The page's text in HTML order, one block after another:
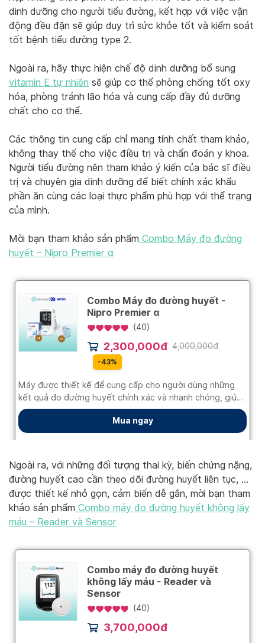
dinh dưỡng cho người tiểu đường, kết hợp với việc vận
động đều đặn sẽ giúp duy trì sức khỏe tốt và kiểm soát
tốt bệnh tiểu đường type 2.
Ngoài ra, hãy thực hiện chế độ dinh dưỡng bổ sung
vitamin E tự nhiên sẽ giúp cơ thể phòng chống tốt oxy
hóa, phòng tránh lão hóa và cung cấp đầy đủ dưỡng
chất cho cơ thể.
Các thông tin cung cấp chỉ mang tính chất tham khảo,
không thay thế cho việc điều trị và chẩn đoán y khoa.
Người tiểu đường nên tham khảo ý kiến của bác sĩ điều
trị và chuyên gia dinh dưỡng để biết chính xác khẩu
phần ăn cùng các loại thực phẩm phù hợp với thể trạng
của mình.
Mời bạn tham khảo sản phẩm Combo Máy đo đường
huyết – Nipro Premier α
Ngoài ra, với những đối tượng thai kỳ, biến chứng nặng,
đường huyết cao cần theo dõi đường huyết liên tục, …
được thiết kế nhỏ gọn, cảm biến dễ gắn, mời bạn tham
khảo sản phẩm Combo máy đo đường huyết không lấy
máu – Reader và Sensor